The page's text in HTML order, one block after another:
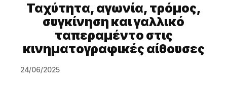
Ταχύτητα, αγωνία, τρόμος,
συγκίνηση και γαλλικό
ταπεραμέντο στις
κινηματογραφικές αίθουσες
24/06/2025